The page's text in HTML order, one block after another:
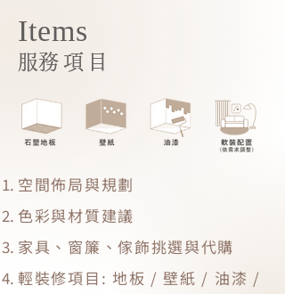
Items
​服務項目
空間佈局與規劃
色彩與材質建議
家具、窗簾、傢飾挑選與代購
輕裝修項目: 地板 / 壁紙 / 油漆 /